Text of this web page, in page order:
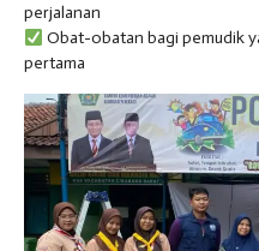
perjalanan
Obat-obatan bagi pemudik
pertama